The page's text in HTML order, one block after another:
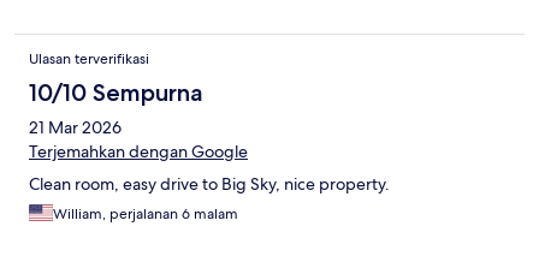
Ulasan terverifikasi
10/10 Sempurna
21 Mar 2026
Terjemahkan dengan Google
Clean room, easy drive to Big Sky, nice property.
William, perjalanan 6 malam